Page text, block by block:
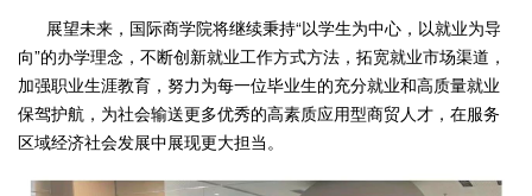
展望未来，国际商学院将继续秉持“以学生为中心，以就业为导
向”的办学理念，不断创新就业工作方式方法，拓宽就业市场渠道，
加强职业生涯教育，努力为每一位毕业生的充分就业和高质量就业
保驾护航，为社会输送更多优秀的高素质应用型商贸人才，在服务
区域经济社会发展中展现更大担当。